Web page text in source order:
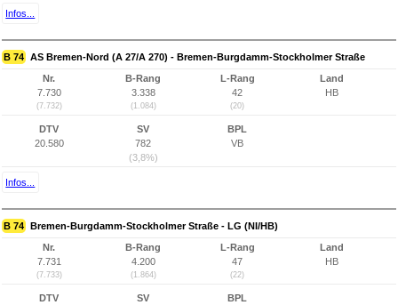
Infos...
B 74 AS Bremen-Nord (A 27/A 270) - Bremen-Burgdamm-Stockholmer Straße
Nr.
7.730
(7.732)
B-Rang
3.338
(1.084)
L-Rang
42
(20)
Land
HB
DTV
20.580
SV
782
(3,8%)
BPL
VB
Infos...
B 74 Bremen-Burgdamm-Stockholmer Straße - LG (NI/HB)
Nr.
7.731
(7.733)
B-Rang
4.200
(1.864)
L-Rang
47
(22)
Land
HB
DTV
SV
BPL